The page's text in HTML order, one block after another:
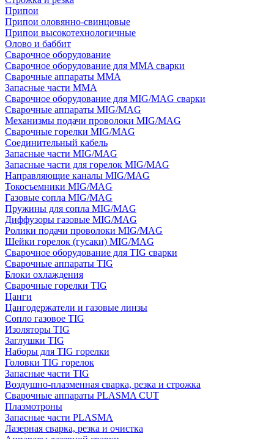
Припои
Припои оловянно-свинцовые
Припои высокотехнологичные
Олово и баббит
Сварочное оборудование
Сварочное оборудование для MMA сварки
Сварочные аппараты MMA
Запасные части MMA
Сварочное оборудование для MIG/MAG сварки
Сварочные аппараты MIG/MAG
Механизмы подачи проволоки MIG/MAG
Сварочные горелки MIG/MAG
Соединительный кабель
Запасные части MIG/MAG
Запасные части для горелок MIG/MAG
Направляющие каналы MIG/MAG
Токосъемники MIG/MAG
Газовые сопла MIG/MAG
Пружины для сопла MIG/MAG
Диффузоры газовые MIG/MAG
Ролики подачи проволоки MIG/MAG
Шейки горелок (гусаки) MIG/MAG
Сварочное оборудование для TIG сварки
Сварочные аппараты TIG
Блоки охлаждения
Сварочные горелки TIG
Цанги
Цангодержатели и газовые линзы
Сопло газовое TIG
Изоляторы TIG
Заглушки TIG
Наборы для TIG горелки
Головки TIG горелок
Запасные части TIG
Воздушно-плазменная сварка, резка и строжка
Сварочные аппараты PLASMA CUT
Плазмотроны
Запасные части PLASMA
Лазерная сварка, резка и очистка